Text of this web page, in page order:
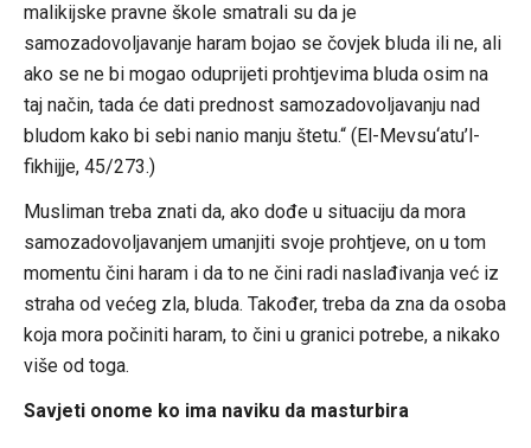
malikijske pravne škole smatrali su da je
samozadovoljavanje haram bojao se čovjek bluda ili ne, ali
ako se ne bi mogao oduprijeti prohtjevima bluda osim na
taj način, tada će dati prednost samozadovoljavanju nad
bludom kako bi sebi nanio manju štetu.“ (El-Mevsu‘atu’l-
fikhijje, 45/273.)
Musliman treba znati da, ako dođe u situaciju da mora
samozadovoljavanjem umanjiti svoje prohtjeve, on u tom
momentu čini haram i da to ne čini radi naslađivanja već iz
straha od većeg zla, bluda. Također, treba da zna da osoba
koja mora počiniti haram, to čini u granici potrebe, a nikako
više od toga.
Savjeti onome ko ima naviku da masturbira